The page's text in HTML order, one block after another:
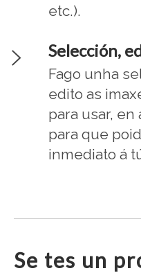
etc.).
Selección,
Fago unha
edito as
para usar,
para que
inmediato á
Se tes un